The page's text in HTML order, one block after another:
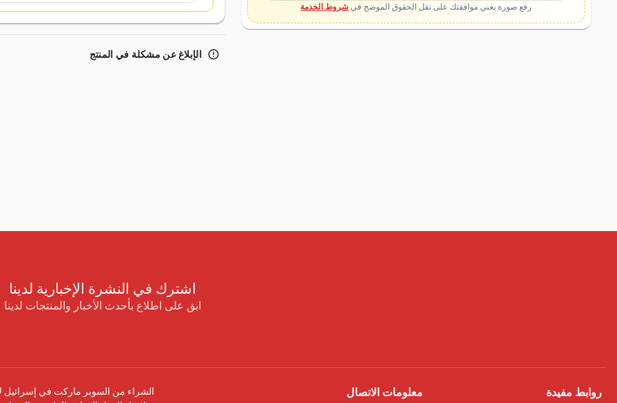
رفع صورة يعني موافقتك على نقل الحقوق الموضح في شروط الخدمة
error_outline الإبلاغ عن مشكلة في المنتج
اشترك في النشرة الإخبارية لدينا
ابق على اطلاع بأحدث الأخبار والمنتجات لدينا
روابط مفيدة معلومات الاتصال
الشراء من السوبر ماركت في إسرائيل